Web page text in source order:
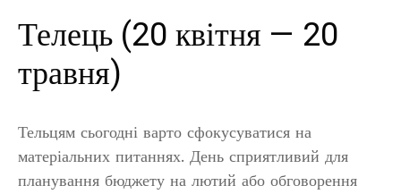
Телець (20 квітня — 20
травня)
Тельцям сьогодні варто сфокусуватися на
матеріальних питаннях. День сприятливий для
планування бюджету на лютий або обговорення